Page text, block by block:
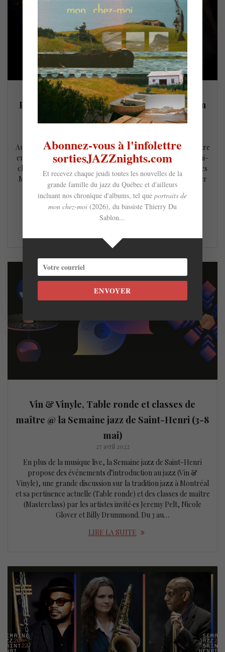
Piano Caméléons : Matt Herskowitz et John
Roney @ Ahuntsic (24 août)
Au menu de la semaine, Piano Caméléons, la double rencontre
entre deux pianistes virtuoses et deux univers musicaux, à mi-
chemin entre la musique classique et l’improvisation jazz. Les
Montréalais Matt Herskowitz et John Roney feront résonner
le répertoire de Bach, Debussy, Chopin, Schumann et
Beethoven entre les murs de la magnifique Église de la
Visitation…
Vin & Vinyle, Table ronde et classes de
maître @ la Semaine jazz de Saint-Henri (3-8
mai)
27 avril 2022
En plus de la musique live, la Semaine jazz de Saint-Henri
propose des événements d’introduction au jazz (Vin &
Vinyle), une grande discussion sur la tradition jazz à Montréal
et sa pertinence actuelle (Table ronde) et des classes de maître
(Masterclass) par les artistes invité·es Jeremy Pelt, Nicole
Glover et Billy Drummond. Du 3 au…
LIRE LA SUITE
Abonnez-vous à l'infolettre
sortiesJAZZnights.com
Et recevez chaque jeudi toutes les nouvelles de la
grande famille du jazz du Québec et d'ailleurs
incluant nos chronique d'albums, tel queportraits de
mon chez-moi (2026), du bassiste Thierry Du
Sablon...
ENVOYER